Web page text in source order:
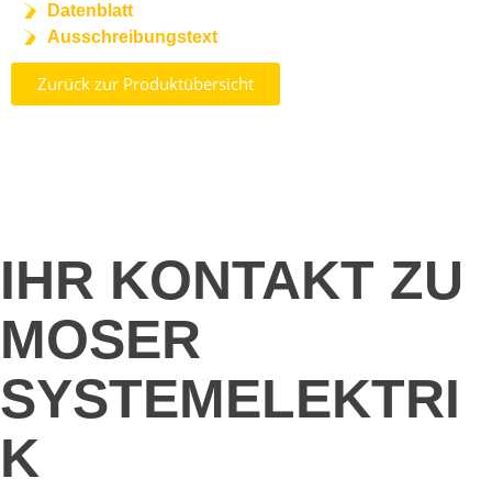
Datenblatt
Ausschreibungstext
Zurück zur Produktübersicht
IHR KONTAKT ZU
MOSER
SYSTEMELEKTRI
K